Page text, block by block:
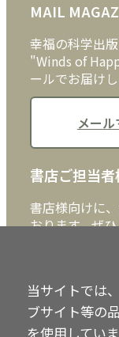
外国語
クッキ
MAIL
幸福の科学出
"Winds of
ールでお届けし
メー
書店ご担当者
書店様向けに
おります。ぜ
当サイトでは
ブサイト等の
を使用していま